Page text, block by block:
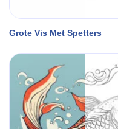
Grote Vis Met Spetters